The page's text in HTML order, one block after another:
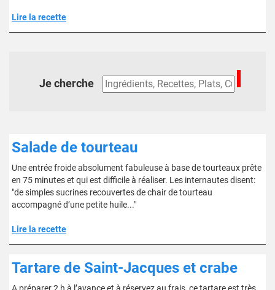
Lire la recette
Je cherche
Salade de tourteau
Une entrée froide absolument fabuleuse à base de tourteaux prête
en 75 minutes et qui est difficile à réaliser. Les internautes disent:
"de simples sucrines recouvertes de chair de tourteau
accompagné d’une petite huile..."
Lire la recette
Tartare de Saint-Jacques et crabe